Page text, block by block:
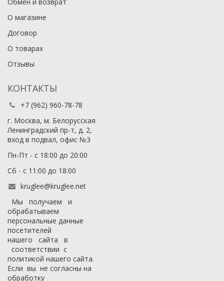
О магазине
Договор
О товарах
Отзывы
КОНТАКТЫ
+7 (962) 960-78-78
г. Москва, м. Белорусская
Ленинградский пр-т, д. 2,
вход в подвал, офис №3
Пн-Пт - с 18:00 до 20:00
Сб - с 11:00 до 18:00
kruglee@kruglee.net
Мы получаем и
обрабатываем
персональные данные
посетителей
нашего сайта в
соответствии с
политикой нашего сайта.
Если вы не согласны на
обработку